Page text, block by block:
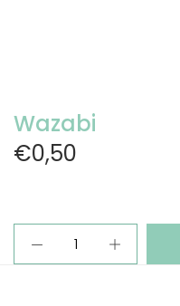
Wazabi
€0,50